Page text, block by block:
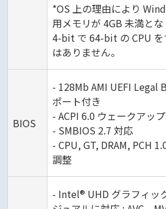
*OS 上の理由により
用メモリが 4GB 未満と
4-bit で 64-bit の CPU を
はありません。
BIOS
- 128Mb AMI UEFI Legal
ポート付き
- ACPI 6.0 ウェークアッ
- SMBIOS 2.7 対応
- CPU, GT, DRAM, PCH
調整
- Intel® UHD グラフィッ